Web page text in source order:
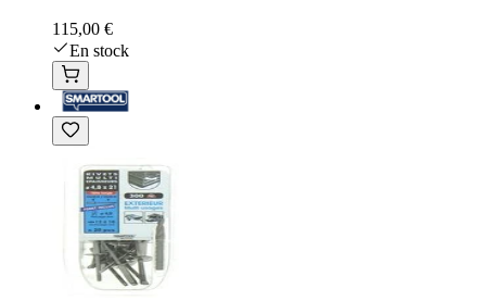
115,00 €
En stock